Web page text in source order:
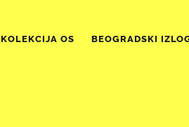
KOLEKCIJA OS BEOGRADSKI